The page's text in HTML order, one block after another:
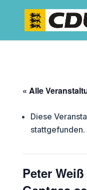
« Alle
Diese
stattgefunden.
Peter